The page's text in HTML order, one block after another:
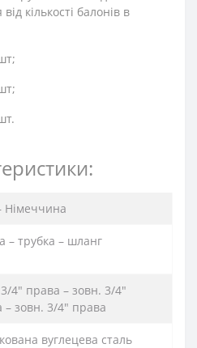
кількості балонів в
Німеччина
– трубка – шланг
4″ права – зовн. 3/4″
– зовн. 3/4″ права
вуглецева сталь